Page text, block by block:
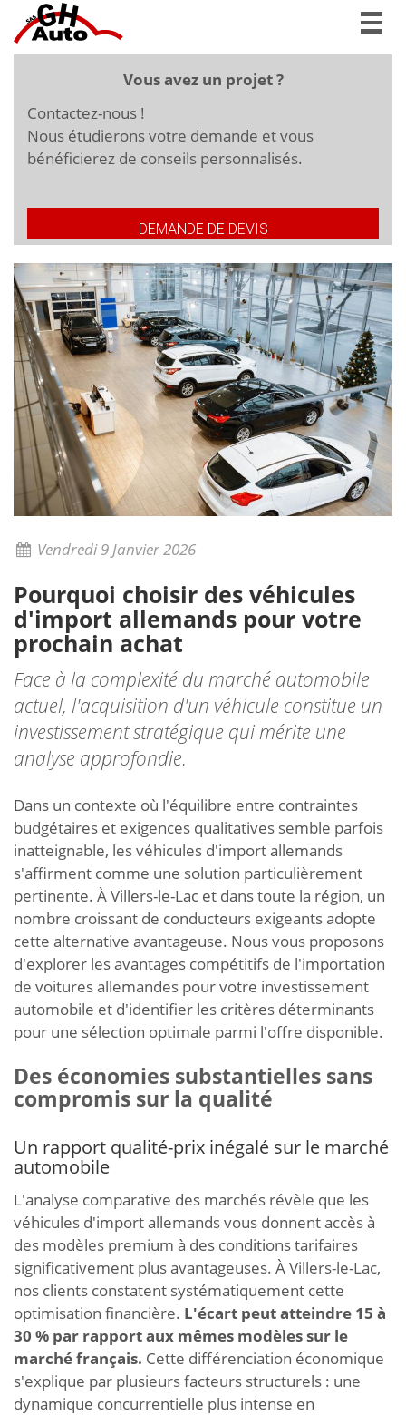
Vous avez un projet ?
Contactez-nous !
Nous étudierons votre demande et vous
bénéficierez de conseils personnalisés.
DEMANDE DE DEVIS
Vendredi 9 Janvier 2026
Pourquoi choisir des véhicules
d'import allemands pour votre
prochain achat
Face à la complexité du marché automobile
actuel, l'acquisition d'un véhicule constitue un
investissement stratégique qui mérite une
analyse approfondie.
Dans un contexte où l'équilibre entre contraintes
budgétaires et exigences qualitatives semble parfois
inatteignable, les véhicules d'import allemands
s'affirment comme une solution particulièrement
pertinente. À Villers-le-Lac et dans toute la région, un
nombre croissant de conducteurs exigeants adopte
cette alternative avantageuse. Nous vous proposons
d'explorer les avantages compétitifs de l'importation
de voitures allemandes pour votre investissement
automobile et d'identifier les critères déterminants
pour une sélection optimale parmi l'offre disponible.
Des économies substantielles sans
compromis sur la qualité
Un rapport qualité-prix inégalé sur le marché
automobile
L'analyse comparative des marchés révèle que les
véhicules d'import allemands vous donnent accès à
des modèles premium à des conditions tarifaires
significativement plus avantageuses. À Villers-le-Lac,
nos clients constatent systématiquement cette
optimisation financière. L'écart peut atteindre 15 à
30 % par rapport aux mêmes modèles sur le
marché français. Cette différenciation économique
s'explique par plusieurs facteurs structurels : une
dynamique concurrentielle plus intense en